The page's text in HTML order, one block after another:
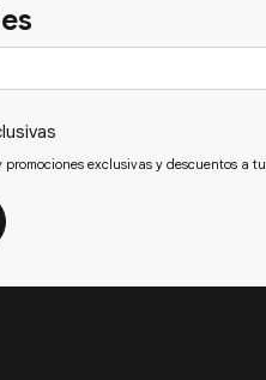
exclusivas y descuentos a